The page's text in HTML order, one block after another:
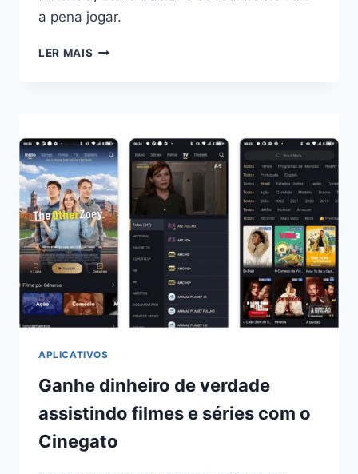
a pena jogar.
LER MAIS JOGO
CONHEÇA
O
COLOR
SORT
APLICATIVOS
Ganhe dinheiro de verdade
assistindo filmes e séries com o
Cinegato